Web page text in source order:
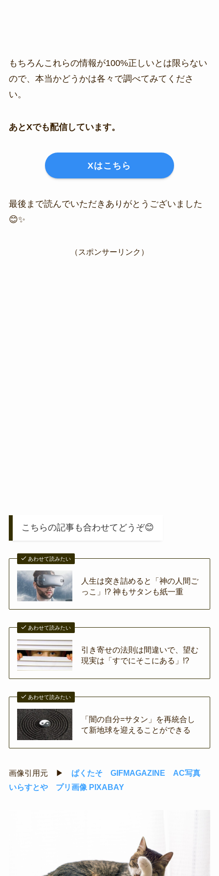
もちろんこれらの情報が100%正しいとは限らない
ので、本当かどうかは各々で調べてみてくださ
い。
あとXでも配信しています。
Xはこちら
最後まで読んでいただきありがとうございました
😊✨
（スポンサーリンク）
こちらの記事も合わせてどうぞ😊
あわせて読みたい
人生は突き詰めると「神の人間ご
っこ」!? 神もサタンも紙一重
あわせて読みたい
引き寄せの法則は間違いで、望む
現実は「すでにそこにある」!?
あわせて読みたい
「闇の自分=サタン」を再統合し
て新地球を迎えることができる
画像引用元 ▶ ぱくたそ GIFMAGAZINE
AC写真
いらすとや
プリ画像 PIXABAY